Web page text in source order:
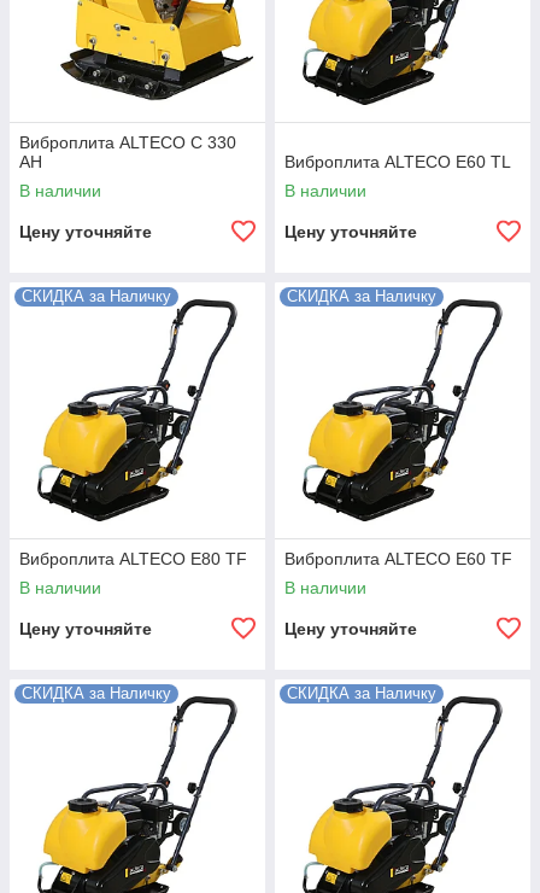
Виброплита ALTECO C 330
АН
В наличии
Цену уточняйте
Виброплита ALTECO E60 TL
В наличии
Цену уточняйте
СКИДКА за Наличку
Виброплита ALTECO E80 TF
В наличии
Цену уточняйте
СКИДКА за Наличку
Виброплита ALTECO E60 TF
В наличии
Цену уточняйте
СКИДКА за Наличку СКИДКА за Наличку